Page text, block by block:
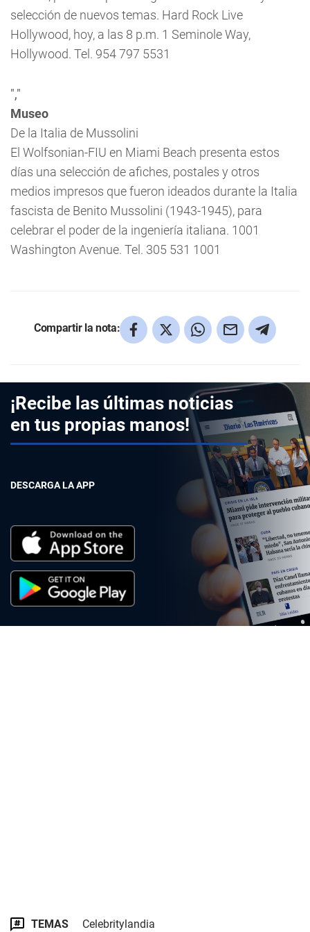
selección de nuevos temas. Hard Rock Live
Hollywood, hoy, a las 8 p.m. 1 Seminole Way,
Hollywood. Tel. 954 797 5531
","
Museo
De la Italia de Mussolini
El Wolfsonian-FIU en Miami Beach presenta estos
días una selección de afiches, postales y otros
medios impresos que fueron ideados durante la Italia
fascista de Benito Mussolini (1943-1945), para
celebrar el poder de la ingeniería italiana. 1001
Washington Avenue. Tel. 305 531 1001
Compartir la nota:
¡Recibe las últimas noticias
en tus propias manos!
DESCARGA LA APP
TEMAS Celebritylandia